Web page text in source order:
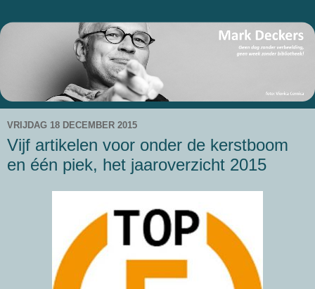
VRIJDAG 18 DECEMBER 2015
Vijf artikelen voor onder de kerstboom
en één piek, het jaaroverzicht 2015